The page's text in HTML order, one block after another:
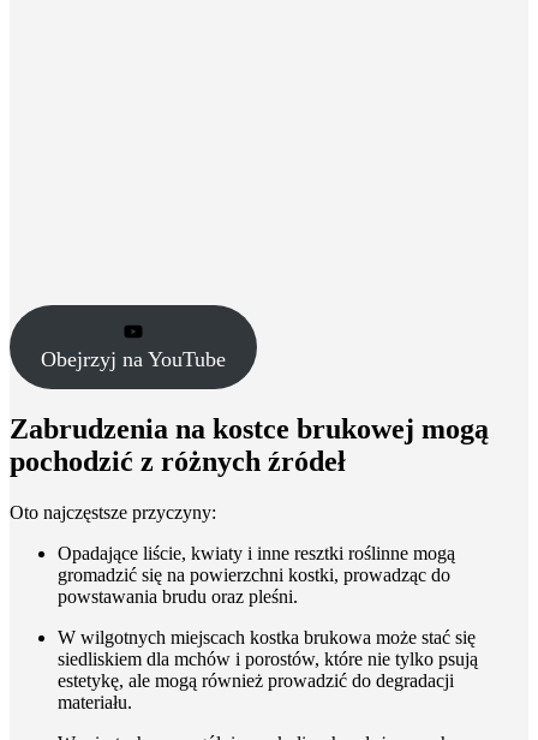
Obejrzyj na YouTube
Zabrudzenia na kostce brukowej mogą
pochodzić z różnych źródeł
Oto najczęstsze przyczyny:
Opadające liście, kwiaty i inne resztki roślinne mogą
gromadzić się na powierzchni kostki, prowadząc do
powstawania brudu oraz pleśni.
W wilgotnych miejscach kostka brukowa może stać się
siedliskiem dla mchów i porostów, które nie tylko psują
estetykę, ale mogą również prowadzić do degradacji
materiału.